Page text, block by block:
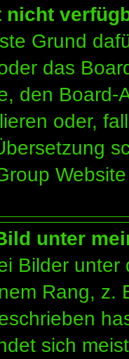
nicht
Grund
das
den
oder,
unter
Bilder
Rang, z.
sich